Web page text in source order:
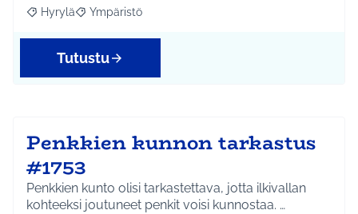
Rajaa tulokset aihepiirin mukaan: Hyrylä
Hyrylä Rajaa tulokset teeman mukaan: Ympäristö
Ympäristö
Tutustu
Penkkien kunnon tarkastus
#1753
Penkkien kunto olisi tarkastettava, jotta ilkivallan
kohteeksi joutuneet penkit voisi kunnostaa. …